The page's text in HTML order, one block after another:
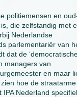
politiemensen en
die zelfstandig met
Nederlandse
parlementariër van
dat de
managers van
en maar
hoe de straatarme
Nederland